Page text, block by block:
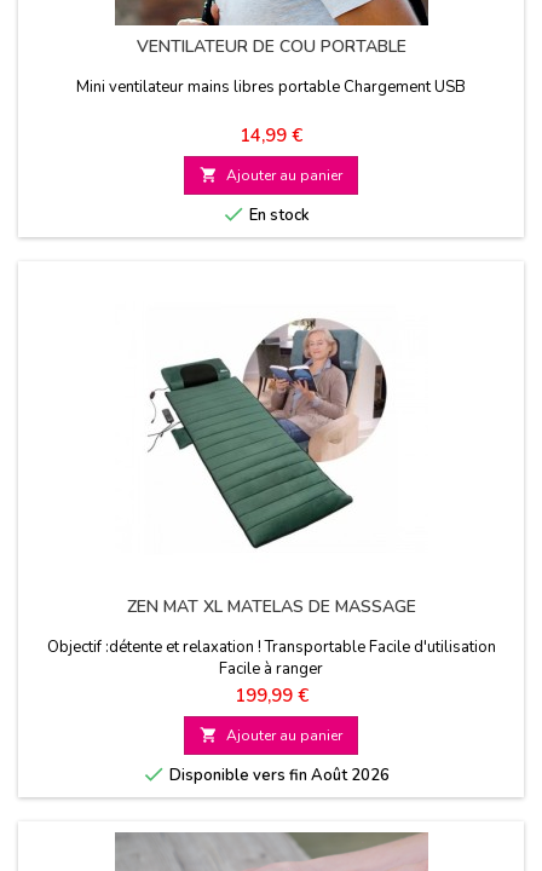
VENTILATEUR DE COU PORTABLE
Mini ventilateur mains libres portable Chargement USB
Prix
14,99 €
 Ajouter au panier
 En stock
ZEN MAT XL MATELAS DE MASSAGE
Objectif :détente et relaxation ! Transportable Facile d'utilisation
Facile à ranger
Prix
199,99 €
 Ajouter au panier
 Disponible vers fin Août 2026